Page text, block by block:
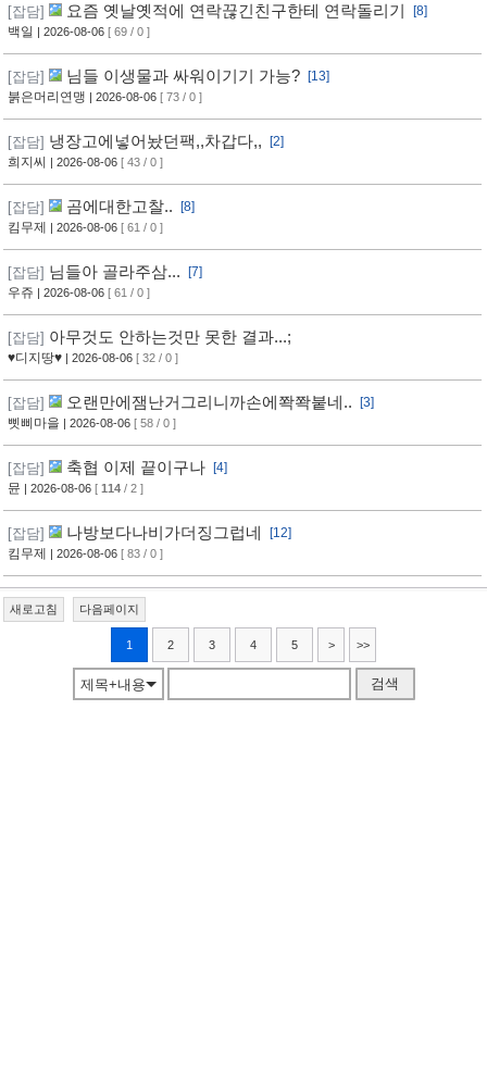
[잡담] 요즘 옛날옛적에 연락끊긴친구한테 연락돌리기
[8]
백일 | 2026-08-06 [ 69 / 0 ]
[잡담] 님들 이생물과 싸워이기기 가능?
[13]
붉은머리연맹 | 2026-08-06 [ 73 / 0 ]
[잡담] 냉장고에넣어놨던팩,,차갑다,,
[2]
희지씨
| 2026-08-06 [ 43 / 0 ]
[잡담] 곰에대한고찰..
[8]
킴무제
| 2026-08-06 [ 61 / 0 ]
[잡담] 님들아 골라주삼...
[7]
우쥬 | 2026-08-06 [ 61 / 0 ]
[잡담] 아무것도 안하는것만 못한 결과...;
♥디지땅♥ | 2026-08-06 [ 32 / 0 ]
[잡담] 오랜만에잼난거그리니까손에쫙쫙붙네..
[3]
삣삐마을 | 2026-08-06 [ 58 / 0 ]
[잡담] 축협 이제 끝이구나
[4]
뮨 | 2026-08-06 [ 114 / 2 ]
[잡담] 나방보다나비가더징그럽네
[12]
킴무제
| 2026-08-06 [ 83 / 0 ]
새로고침 다음페이지
1 2 3 4 5 > >>
제목+내용 검색